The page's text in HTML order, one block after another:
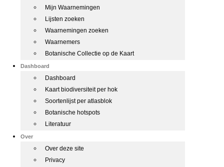
Mijn Waarnemingen
Lijsten zoeken
Waarnemingen zoeken
Waarnemers
Botanische Collectie op de Kaart
Dashboard
Dashboard
Kaart biodiversiteit per hok
Soortenlijst per atlasblok
Botanische hotspots
Literatuur
Over
Over deze site
Privacy